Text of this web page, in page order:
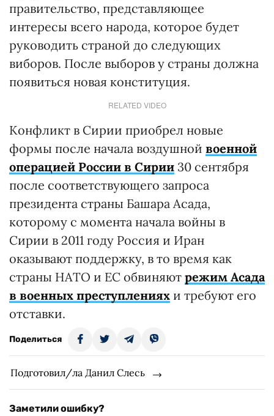
правительство, представляющее
интересы всего народа, которое будет
руководить страной до следующих
виборов. После выборов у страны должна
появиться новая конституция.
RELATED VIDEO
Конфликт в Сирии приобрел новые
формы после начала воздушной военной
операцией России в Сирии 30 сентября
после соответствующего запроса
президента страны Башара Асада,
которому с момента начала войны в
Сирии в 2011 году Россия и Иран
оказывают поддержку, в то время как
страны НАТО и ЕС обвиняют режим Асада
в военных преступлениях и требуют его
отставки.
Поделиться
Подготовил/ла Данил Слесь
Заметили ошибку?